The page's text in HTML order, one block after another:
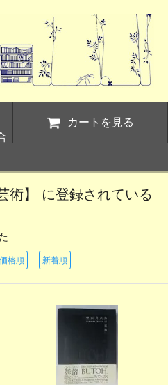
カートを見る
術】 に登録されている
価格順 新着順